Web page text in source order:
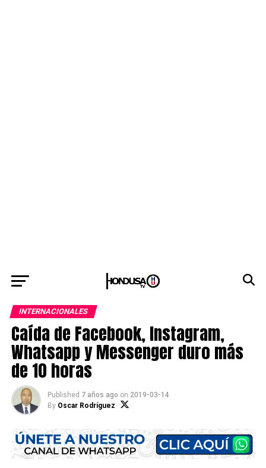
INTERNACIONALES
Caída de Facebook, Instagram,
Whatsapp y Messenger duro más
de 10 horas
Published 7 años ago on 2019-03-14
By Oscar Rodríguez